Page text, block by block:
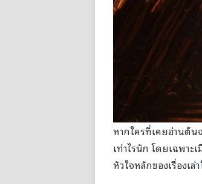
หากใครที่เคยอ่านต้น
เท่าไรนัก โดยเฉพา
หัวใจหลักของเรื่องเล่